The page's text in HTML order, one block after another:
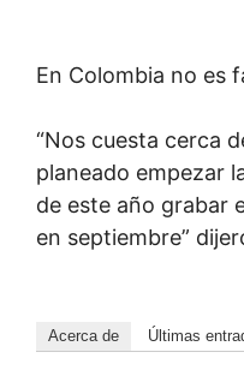
En Colombia no es
“Nos cuesta cerca
planeado empezar
de este año grabar
en septiembre”
Acerca de Últimas